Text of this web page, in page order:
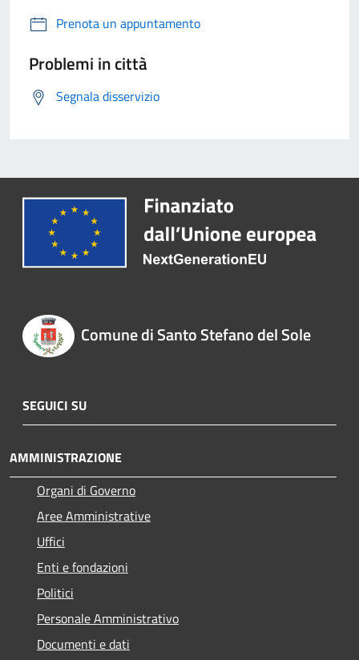
Prenota un appuntamento
Problemi in città
Segnala disservizio
Comune di Santo Stefano del Sole
SEGUICI SU
AMMINISTRAZIONE
Organi di Governo
Aree Amministrative
Uffici
Enti e fondazioni
Politici
Personale Amministrativo
Documenti e dati